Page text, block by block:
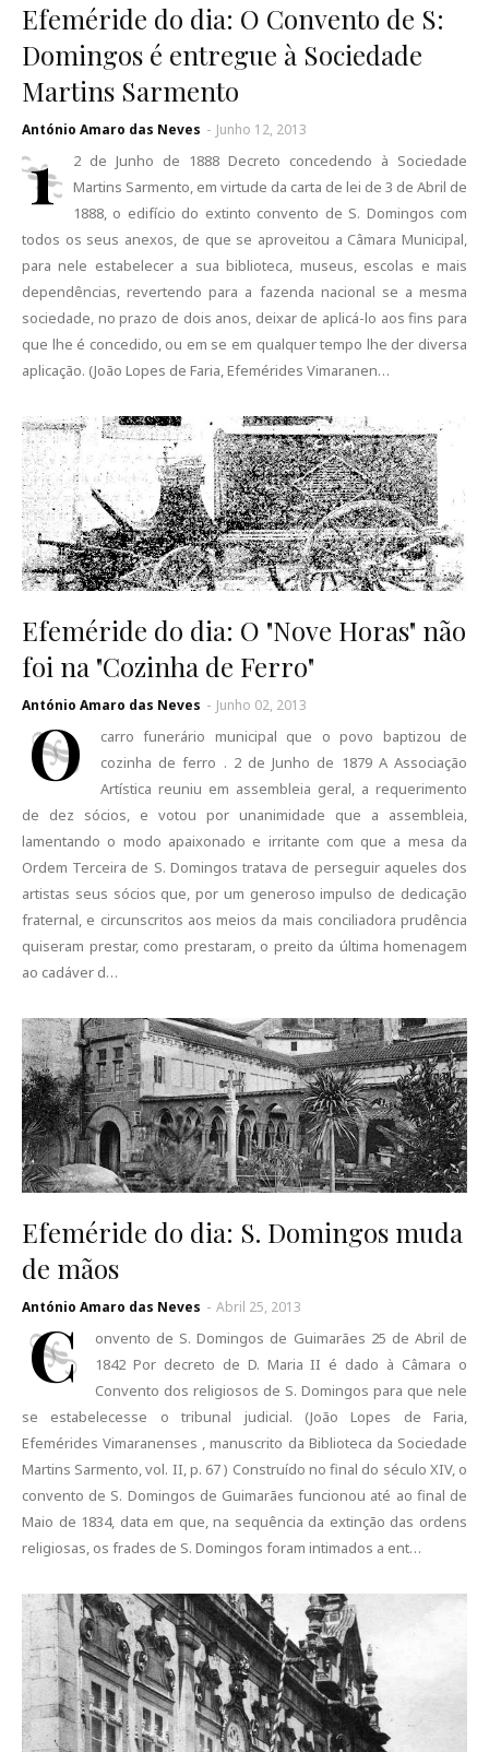
Efeméride do dia: O Convento de S:
Domingos é entregue à Sociedade
Martins Sarmento
António Amaro das Neves - Junho 12, 2013
1
2 de Junho de 1888 Decreto concedendo à Sociedade
Martins Sarmento, em virtude da carta de lei de 3 de Abril de
1888, o edifício do extinto convento de S. Domingos com
todos os seus anexos, de que se aproveitou a Câmara Municipal,
para nele estabelecer a sua biblioteca, museus, escolas e mais
dependências, revertendo para a fazenda nacional se a mesma
sociedade, no prazo de dois anos, deixar de aplicá-lo aos fins para
que lhe é concedido, ou em se em qualquer tempo lhe der diversa
aplicação. (João Lopes de Faria, Efemérides Vimaranen…
Efeméride do dia: O "Nove Horas" não
foi na "Cozinha de Ferro"
António Amaro das Neves - Junho 02, 2013
O
carro funerário municipal que o povo baptizou de
cozinha de ferro . 2 de Junho de 1879 A Associação
Artística reuniu em assembleia geral, a requerimento
de dez sócios, e votou por unanimidade que a assembleia,
lamentando o modo apaixonado e irritante com que a mesa da
Ordem Terceira de S. Domingos tratava de perseguir aqueles dos
artistas seus sócios que, por um generoso impulso de dedicação
fraternal, e circunscritos aos meios da mais conciliadora prudência
quiseram prestar, como prestaram, o preito da última homenagem
ao cadáver d…
Efeméride do dia: S. Domingos muda
de mãos
António Amaro das Neves - Abril 25, 2013
C
onvento de S. Domingos de Guimarães 25 de Abril de
1842 Por decreto de D. Maria II é dado à Câmara o
Convento dos religiosos de S. Domingos para que nele
se estabelecesse o tribunal judicial. (João Lopes de Faria,
Efemérides Vimaranenses , manuscrito da Biblioteca da Sociedade
Martins Sarmento, vol. II, p. 67 ) Construído no final do século XIV, o
convento de S. Domingos de Guimarães funcionou até ao final de
Maio de 1834, data em que, na sequência da extinção das ordens
religiosas, os frades de S. Domingos foram intimados a ent…